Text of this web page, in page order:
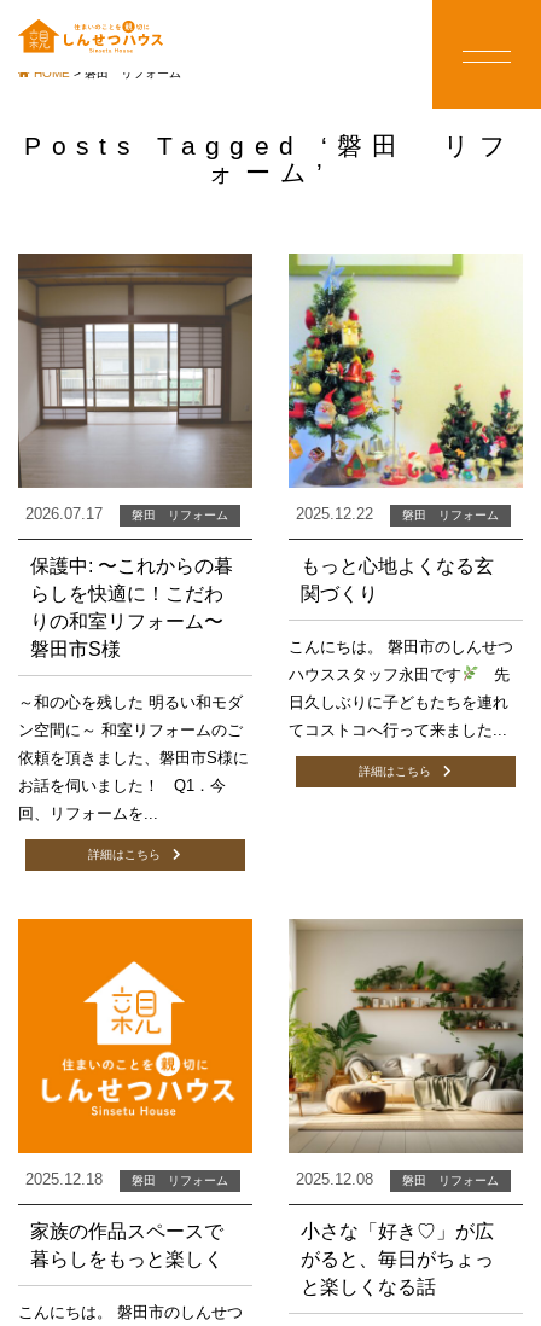
HOME > 磐田 リフォーム
Posts Tagged ‘磐田 リフ
ォーム’
2026.07.17 磐田 リフォーム
保護中: 〜これからの暮
らしを快適に！こだわ
りの和室リフォーム〜
磐田市S様
～和の心を残した 明るい和モダ
ン空間に～ 和室リフォームのご
依頼を頂きました、磐田市S様に
お話を伺いました！ Q1．今
回、リフォームを...
詳細はこちら
2025.12.22 磐田 リフォーム
もっと心地よくなる玄
関づくり
こんにちは。 磐田市のしんせつ
ハウススタッフ永田です
先
日久しぶりに子どもたちを連れ
てコストコへ行って来ました...
詳細はこちら
2025.12.18 磐田 リフォーム
家族の作品スペースで
暮らしをもっと楽しく
こんにちは。 磐田市のしんせつ
2025.12.08 磐田 リフォーム
小さな「好き♡」が広
がると、毎日がちょっ
と楽しくなる話